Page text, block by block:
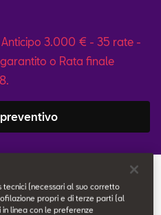
Anticipo 3.000 € - 35 rate -
o Rata finale
tecnici (necessari al suo corretto
propri e di terze parti (al
linea con le preferenze